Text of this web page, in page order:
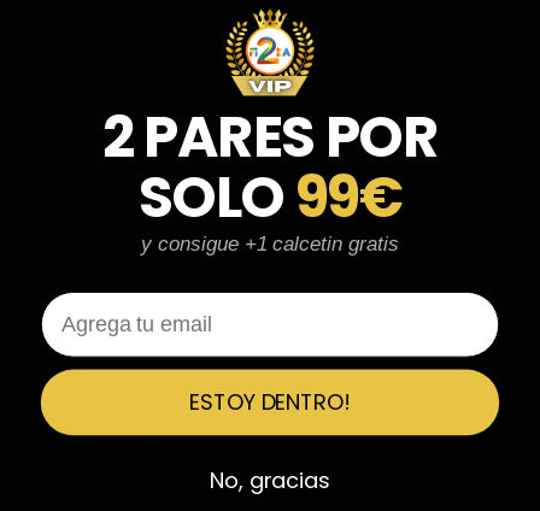
parecen de marcas verdaderas. Entrega súper rápida, embalaje
perfecto y con el detalle de los calcetines contentísima. Sin duda
Fernando Aranda Morales
Reseña en Trustpilot
★
ESPECTACULARES
modelo elegido, empaquetado perfecto con caja original y
embolsado, zapas de altísima calidad y acabados top. Air Max y
Travis Scott espectaculares. Recomendable 100%.
Javier Victorio
2 PARES POR
SOLO99€
y consigue +1 calcetin gratis
Email
ESTOY DENTRO!
No, gracias